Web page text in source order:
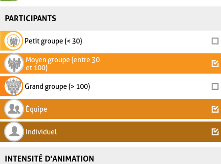
PARTICIPANTS
Petit groupe (< 30)
Moyen groupe (entre 30
et 100)
Grand groupe (> 100)
Équipe
Individuel
INTENSITÉ D'ANIMATION